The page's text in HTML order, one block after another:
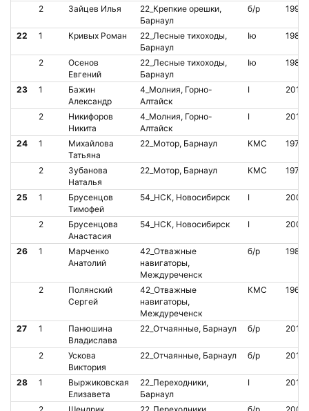
2 Зайцев Илья
22_Крепкие орешки,
Барнаул
б/р 1999
22 1 Кривых Роман
22_Лесные тихоходы,
Барнаул
Iю 1981
2
Осенов
Евгений
22_Лесные тихоходы,
Барнаул
Iю 1980
23 1
Бажин
Александр
4_Молния, Горно-
Алтайск
I 2011
2
Никифоров
Никита
4_Молния, Горно-
Алтайск
I 2011
24 1
Михайлова
Татьяна
22_Мотор, Барнаул КМС 1974
2
Зубанова
Наталья
22_Мотор, Барнаул КМС 1973
25 1
Брусенцов
Тимофей
54_НСК, Новосибирск I 2008
2
Брусенцова
Анастасия
54_НСК, Новосибирск I 2008
26 1
Марченко
Анатолий
42_Отважные
навигаторы,
Междуреченск
б/р 1982
2
Полянский
Сергей
42_Отважные
навигаторы,
Междуреченск
КМС 1965
27 1
Панюшина
Владислава
22_Отчаянные, Барнаул б/р 2011
2
Ускова
Виктория
22_Отчаянные, Барнаул б/р 2011
28 1
Выржиковская
Елизавета
22_Переходники,
Барнаул
I 2011